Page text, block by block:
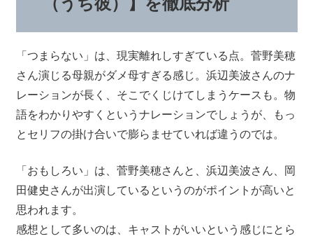
「つまらない」は、現実離れしすぎている点。菅野美穂
さん演じる母親がダメ母すぎる感じ。浜辺美波さんのナ
レーションが長く、そこでくじけてしまうケースも。物
語をわかりやすくというナレーションでしょうが、もっ
とセリフの掛け合いで膨らませていれば違うのでは。
「おもしろい」は、菅野美穂さんと、浜辺美波さん、岡
田健史さんが出演しているというのがポイントが高いと
思われます。
感想として多いのは、キャストがいいという感じにとら